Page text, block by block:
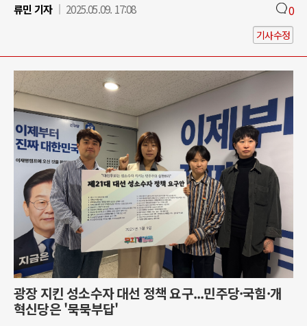
류민 기자
2025.05.09. 17:08 0
기사수정
광장 지킨 성소수자 대선 정책 요구...민주당·국힘·개
혁신당은 '묵묵부답'